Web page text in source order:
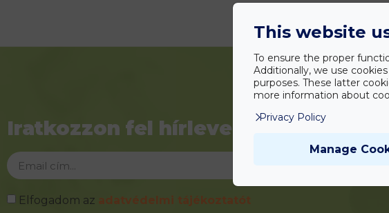
Iratkozzon fel hírlevelünkre!
Elfogadom az
This website
To ensure the proper
Additionally, we use
purposes. These latter
more information about
Privacy Policy
Manage